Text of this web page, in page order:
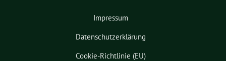
Impressum
Datenschutzerklärung
Cookie-Richtlinie (EU)